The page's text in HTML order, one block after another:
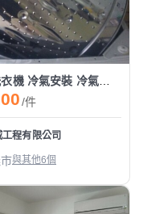
清洗洗衣機 冷氣安裝 冷氣清洗保養
/件
工程有限公司
與其他6個